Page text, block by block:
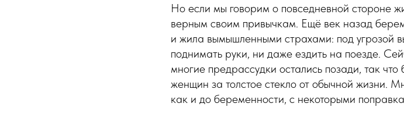
Но если мы говорим о повседневной стороне
верным своим привычкам. Ещё век назад
и жила вымышленными страхами: под угрозой
поднимать руки, ни даже ездить на поезде.
многие предрассудки остались позади, так
женщин за толстое стекло от обычной жизни.
как и до беременности, с некоторыми